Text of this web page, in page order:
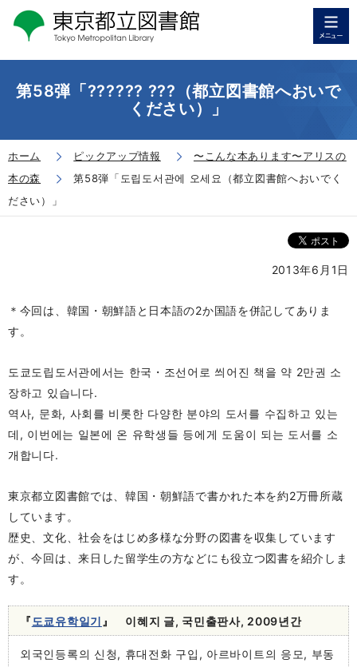
第58弾「?????? ???（都立図書館へおいで
ください）」
ホーム ピックアップ情報
〜こんな本あります〜アリスの
本の森
第58弾「도립도서관에 오세요（都立図書館へおいでく
ださい）」
2013年6月1日
＊今回は、韓国・朝鮮語と日本語の2か国語を併記してありま
す。
도쿄도립도서관에서는 한국・조선어로 씌어진 책을 약 2만권 소
장하고 있습니다.
역사, 문화, 사회를 비롯한 다양한 분야의 도서를 수집하고 있는
데, 이번에는 일본에 온 유학생들 등에게 도움이 되는 도서를 소
개합니다.
東京都立図書館では、韓国・朝鮮語で書かれた本を約2万冊所蔵
しています。
歴史、文化、社会をはじめ多様な分野の図書を収集しています
が、今回は、来日した留学生の方などにも役立つ図書を紹介しま
す。
『 도쿄유학일기 』 이혜지 글, 국민출판사, 2009년간
외국인등록의 신청, 휴대전화 구입, 아르바이트의 응모, 부동